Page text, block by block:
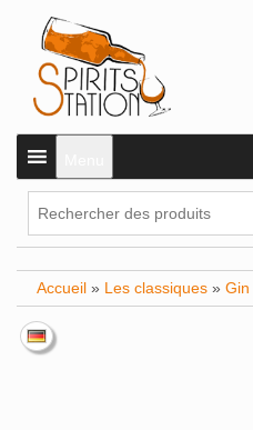
Accueil » Les classiques » Gin